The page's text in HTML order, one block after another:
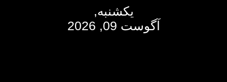
یکشنبه,
آگوست 09, 2026